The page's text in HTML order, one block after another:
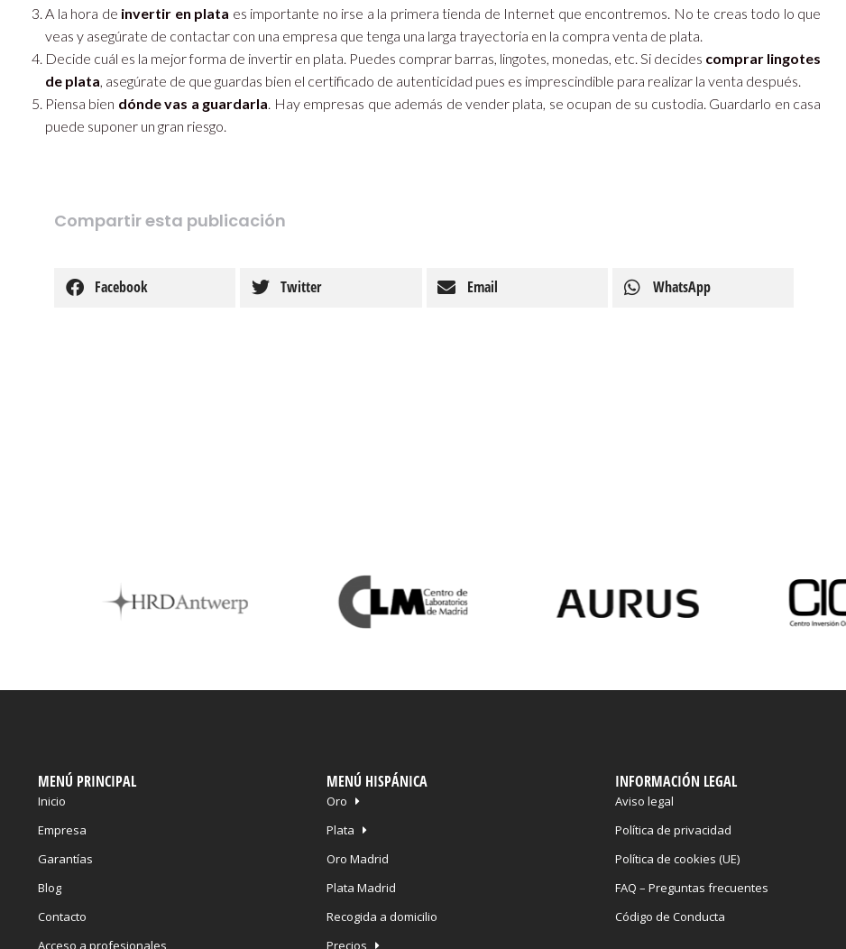
A la hora de invertir en plata es importante no irse a la primera tienda de Internet que encontremos. No te creas todo lo que
veas y asegúrate de contactar con una empresa que tenga una larga trayectoria en la compra venta de plata.
Decide cuál es la mejor forma de invertir en plata. Puedes comprar barras, lingotes, monedas, etc. Si decides comprar lingotes
de plata , asegúrate de que guardas bien el certificado de autenticidad pues es imprescindible para realizar la venta después.
Piensa bien dónde vas a guardarla . Hay empresas que además de vender plata, se ocupan de su custodia. Guardarlo en casa
puede suponer un gran riesgo.
Compartir esta publicación
Facebook Twitter Email WhatsApp
MENÚ PRINCIPAL
Inicio
Empresa
Garantías
Blog
Contacto
Acceso a profesionales
MENÚ HISPÁNICA
Oro
Plata
Oro Madrid
Plata Madrid
Recogida a domicilio
Precios
INFORMACIÓN LEGAL
Aviso legal
Política de privacidad
Política de cookies (UE)
FAQ – Preguntas frecuentes
Código de Conducta